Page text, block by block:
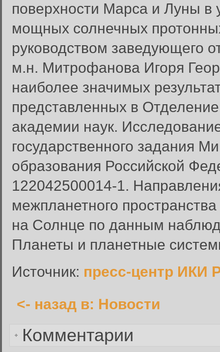
поверхности Марса и Луны в
мощных солнечных
руководством заведующего
м.н. Митрофанова Игоря
наиболее значимых
представленных в
академии наук.
государственного задания
образования Российской
122042500014-1.
межпланетного
на Солнце по данным
Планеты и планетные
Источник: пресс-центр ИКИ
<- назад в: Новости
Комментарии
Вход в систему
Введите имя пользователя и
Вход в систему
Пароль:
Забыли пароль?